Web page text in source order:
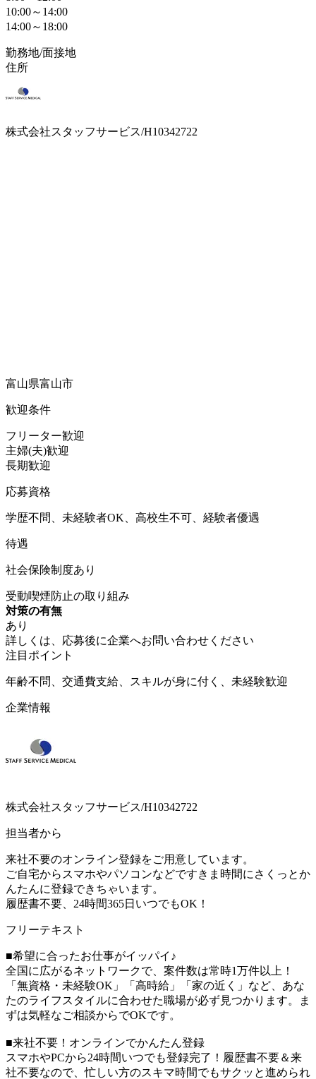
10:00～14:00
14:00～18:00
勤務地/面接地
住所
株式会社スタッフサービス/H10342722
富山県富山市
歓迎条件
フリーター歓迎
主婦(夫)歓迎
長期歓迎
応募資格
学歴不問、未経験者OK、高校生不可、経験者優遇
待遇
社会保険制度あり
受動喫煙防止の取り組み
対策の有無
あり
詳しくは、応募後に企業へお問い合わせください
注目ポイント
年齢不問、交通費支給、スキルが身に付く、未経験歓迎
企業情報
株式会社スタッフサービス/H10342722
担当者から
来社不要のオンライン登録をご用意しています。
ご自宅からスマホやパソコンなどですきま時間にさくっとか
んたんに登録できちゃいます。
履歴書不要、24時間365日いつでもOK！
フリーテキスト
■希望に合ったお仕事がイッパイ♪
全国に広がるネットワークで、案件数は常時1万件以上！
「無資格・未経験OK」「高時給」「家の近く」など、あな
たのライフスタイルに合わせた職場が必ず見つかります。ま
ずは気軽なご相談からでOKです。
■来社不要！オンラインでかんたん登録
スマホやPCから24時間いつでも登録完了！履歴書不要＆来
社不要なので、忙しい方のスキマ時間でもサクッと進められ